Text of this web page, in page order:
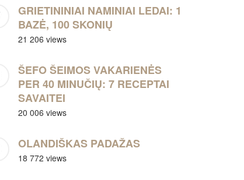
GRIETININIAI NAMINIAI LEDAI: 1
BAZĖ, 100 SKONIŲ
21 206 views
ŠEFO ŠEIMOS VAKARIENĖS
PER 40 MINUČIŲ: 7 RECEPTAI
SAVAITEI
20 006 views
OLANDIŠKAS PADAŽAS
18 772 views